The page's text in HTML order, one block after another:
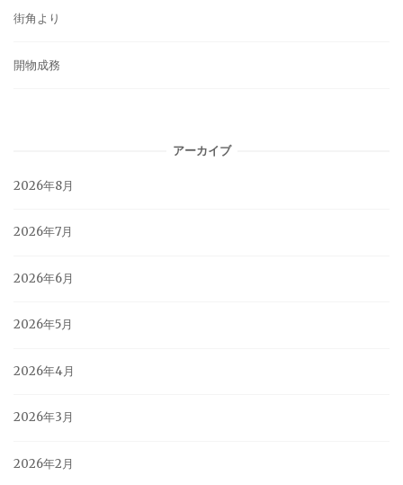
街角より
開物成務
アーカイブ
2026年8月
2026年7月
2026年6月
2026年5月
2026年4月
2026年3月
2026年2月